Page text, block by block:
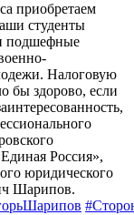
приобретаем
студенты
подшефные
Налоговую
бы здорово, если
Россия»,
юридического
Шарипов.